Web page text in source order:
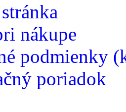
nákupe
podmienky
poriadok